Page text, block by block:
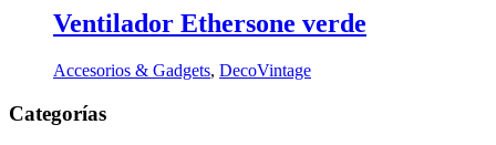
Ventilador Ethersone verde
Accesorios & Gadgets, DecoVintage
Categorías